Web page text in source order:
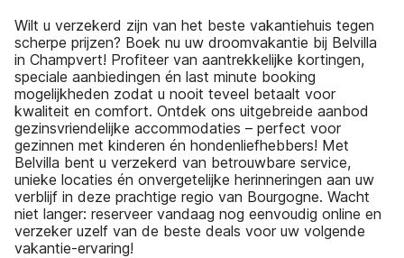
Wilt u verzekerd zijn van het beste vakantiehuis tegen
scherpe prijzen? Boek nu uw droomvakantie bij Belvilla
in Champvert! Profiteer van aantrekkelijke kortingen,
speciale aanbiedingen én last minute booking
mogelijkheden zodat u nooit teveel betaalt voor
kwaliteit en comfort. Ontdek ons uitgebreide aanbod
gezinsvriendelijke accommodaties – perfect voor
gezinnen met kinderen én hondenliefhebbers! Met
Belvilla bent u verzekerd van betrouwbare service,
unieke locaties én onvergetelijke herinneringen aan uw
verblijf in deze prachtige regio van Bourgogne. Wacht
niet langer: reserveer vandaag nog eenvoudig online en
verzeker uzelf van de beste deals voor uw volgende
vakantie-ervaring!